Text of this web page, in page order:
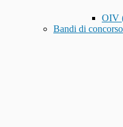
OIV
Bandi di concorso